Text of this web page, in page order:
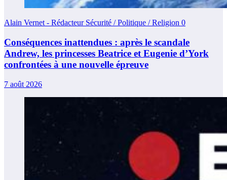
Alain Vernet - Rédacteur Sécurité / Politique / Religion 0
Conséquences inattendues : après le scandale
Andrew, les princesses Beatrice et Eugenie d’York
confrontées à une nouvelle épreuve
7 août 2026